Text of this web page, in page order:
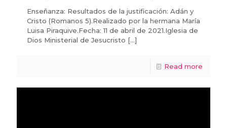
Enseñanza: Resultados de la justificación: Adán y
Cristo (Romanos 5).Realizado por la hermana María
Luisa Piraquive.Fecha: 11 de abril de 2021.Iglesia de
Dios Ministerial de Jesucristo […]
Read more